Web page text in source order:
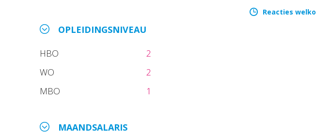
OPLEIDINGSNIVEAU
HBO
2
WO
2
MBO
1
MAANDSALARIS
Reacties